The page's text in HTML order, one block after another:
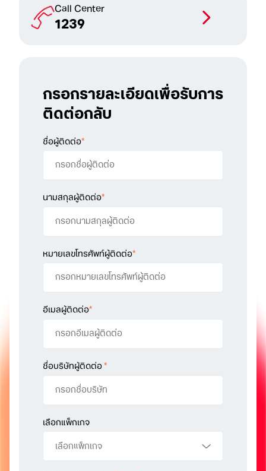
Call Center
1239
กรอกรายละเอียดเพื่อรับการ
ติดต่อกลับ
ชื่อผู้ติดต่อ*
นามสกุลผู้ติดต่อ*
หมายเลขโทรศัพท์ผู้ติดต่อ*
อีเมลผู้ติดต่อ*
ชื่อบริษัทผู้ติดต่อ*
เลือกแพ็กเกจ